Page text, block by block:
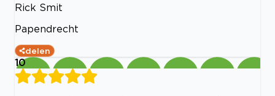
Rick Smit
Papendrecht
delen
10